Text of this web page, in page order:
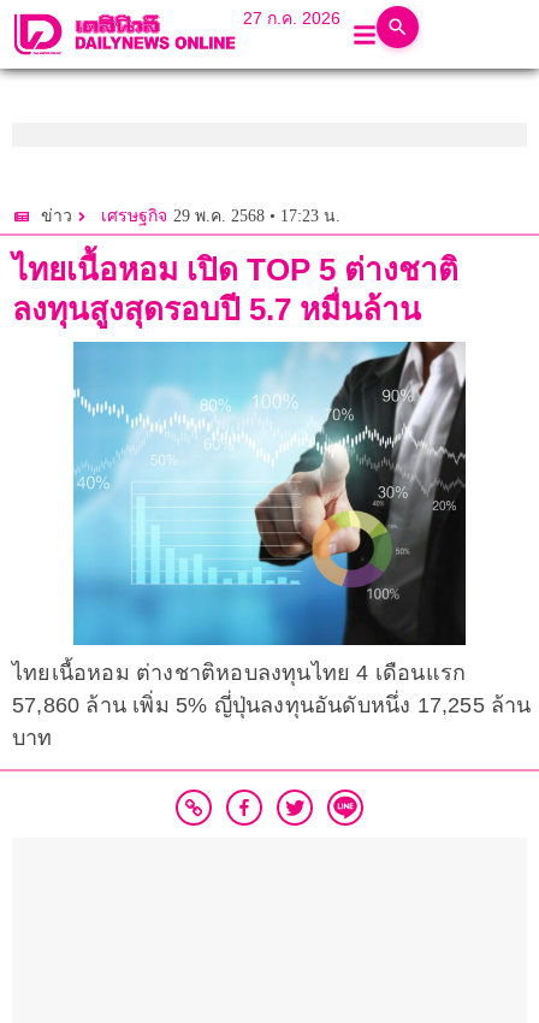
27 ก.ค. 2026
ข่าว เศรษฐกิจ 29 พ.ค. 2568 • 17:23 น.
ไทยเนื้อหอม เปิด TOP 5 ต่างชาติ
ลงทุนสูงสุดรอบปี 5.7 หมื่นล้าน
ไทยเนื้อหอม ต่างชาติหอบลงทุนไทย 4 เดือนแรก
57,860 ล้าน เพิ่ม 5% ญี่ปุ่นลงทุนอันดับหนึ่ง 17,255 ล้าน
บาท